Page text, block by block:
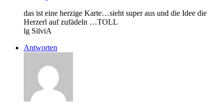
das ist eine herzige Karte…sieht super aus und die Idee die
Herzerl auf zufädeln …TOLL
lg SilviA
Antworten